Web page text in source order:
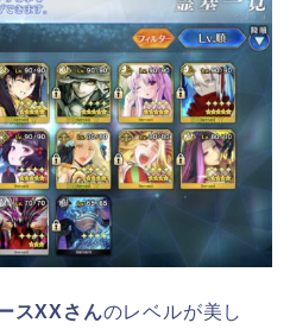
スXXさんのレベルが美し